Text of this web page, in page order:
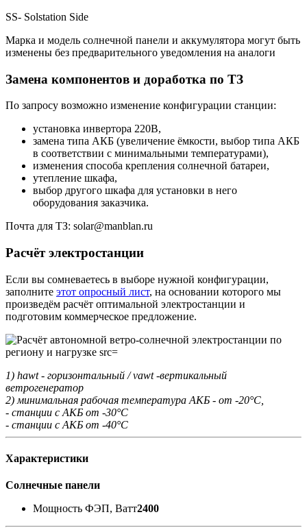
SS- Solstation Side
Марка и модель солнечной панели и аккумулятора могут быть
изменены без предварительного уведомления на аналоги
Замена компонентов и доработка по ТЗ
По запросу возможно изменение конфигурации станции:
установка инвертора 220В,
замена типа АКБ (увеличение ёмкости, выбор типа АКБ
в соответствии с минимальными температурами),
изменения способа крепления солнечной батареи,
утепление шкафа,
выбор другого шкафа для установки в него
оборудования заказчика.
Почта для ТЗ: solar@manblan.ru
Расчёт электростанции
Если вы сомневаетесь в выборе нужной конфигурации,
заполните этот опросный лист, на основании которого мы
произведём расчёт оптимальной электростанции и
подготовим коммерческое предложение.
1) hawt - горизонтальный / vawt -вертикальный
ветрогенератор
2) минимальная рабочая температура АКБ - от -20°С,
- станции с АКБ от -30°С
- станции с АКБ от -40°С
Характеристики
Солнечные панели
Мощность ФЭП, Ватт2400